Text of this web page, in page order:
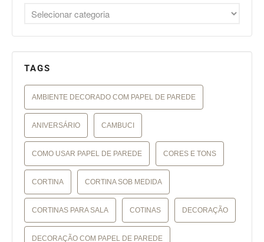
TAGS
AMBIENTE DECORADO COM PAPEL DE PAREDE
ANIVERSÁRIO CAMBUCI
COMO USAR PAPEL DE PAREDE CORES E TONS
CORTINA CORTINA SOB MEDIDA
CORTINAS PARA SALA COTINAS DECORAÇÃO
DECORAÇÃO COM PAPEL DE PAREDE